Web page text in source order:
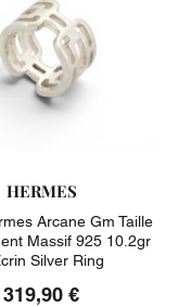
HERMES
Arcane Gm Taille
Massif 925 10.2gr
Silver Ring
319,90 €